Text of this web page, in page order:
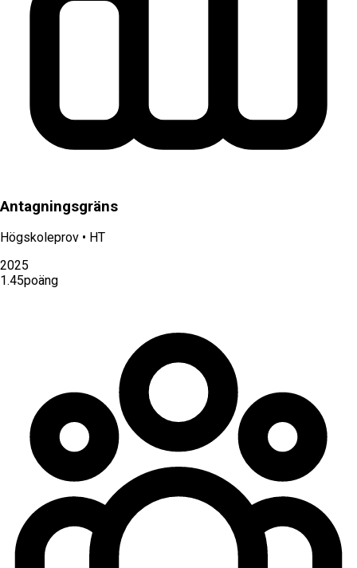
Antagningsgräns
Högskoleprov • HT
2025
1.45poäng